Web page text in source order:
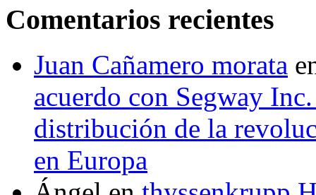
Comentarios recientes
Juan Cañamero morata
acuerdo con Segway
distribución de la
en Europa